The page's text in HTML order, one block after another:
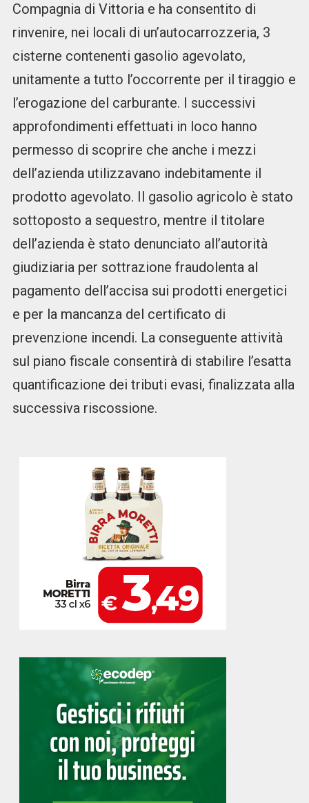
Compagnia di Vittoria e ha consentito di
rinvenire, nei locali di un’autocarrozzeria, 3
cisterne contenenti gasolio agevolato,
unitamente a tutto l’occorrente per il tiraggio e
l’erogazione del carburante. I successivi
approfondimenti effettuati in loco hanno
permesso di scoprire che anche i mezzi
dell’azienda utilizzavano indebitamente il
prodotto agevolato. Il gasolio agricolo è stato
sottoposto a sequestro, mentre il titolare
dell’azienda è stato denunciato all’autorità
giudiziaria per sottrazione fraudolenta al
pagamento dell’accisa sui prodotti energetici
e per la mancanza del certificato di
prevenzione incendi. La conseguente attività
sul piano fiscale consentirà di stabilire l’esatta
quantificazione dei tributi evasi, finalizzata alla
successiva riscossione.